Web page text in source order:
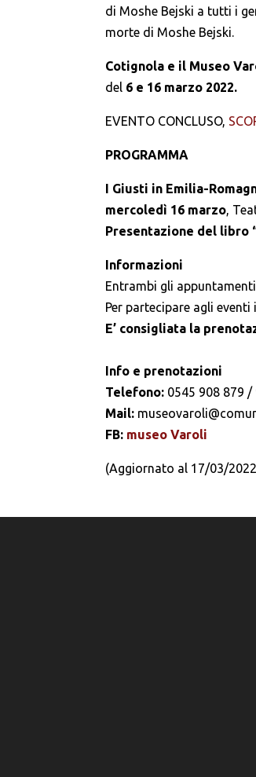
di Moshe Bejski a tutti i
morte di Moshe Bejski.
Cotignola e il Museo
del 6 e 16 marzo 2022.
EVENTO CONCLUSO,
PROGRAMMA
I Giusti in Emilia-
mercoledì 16 marzo,
Presentazione del libro
Informazioni
Entrambi gli
Per partecipare agli
E’ consigliata la
Info e prenotazioni
Telefono: 0545 908 879 /
Mail:
FB: museo Varoli
(Aggiornato al 17/03/